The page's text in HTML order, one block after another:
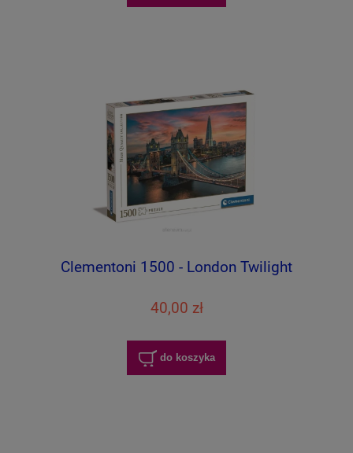
Clementoni 1500 - London Twilight
40,00 zł
do koszyka